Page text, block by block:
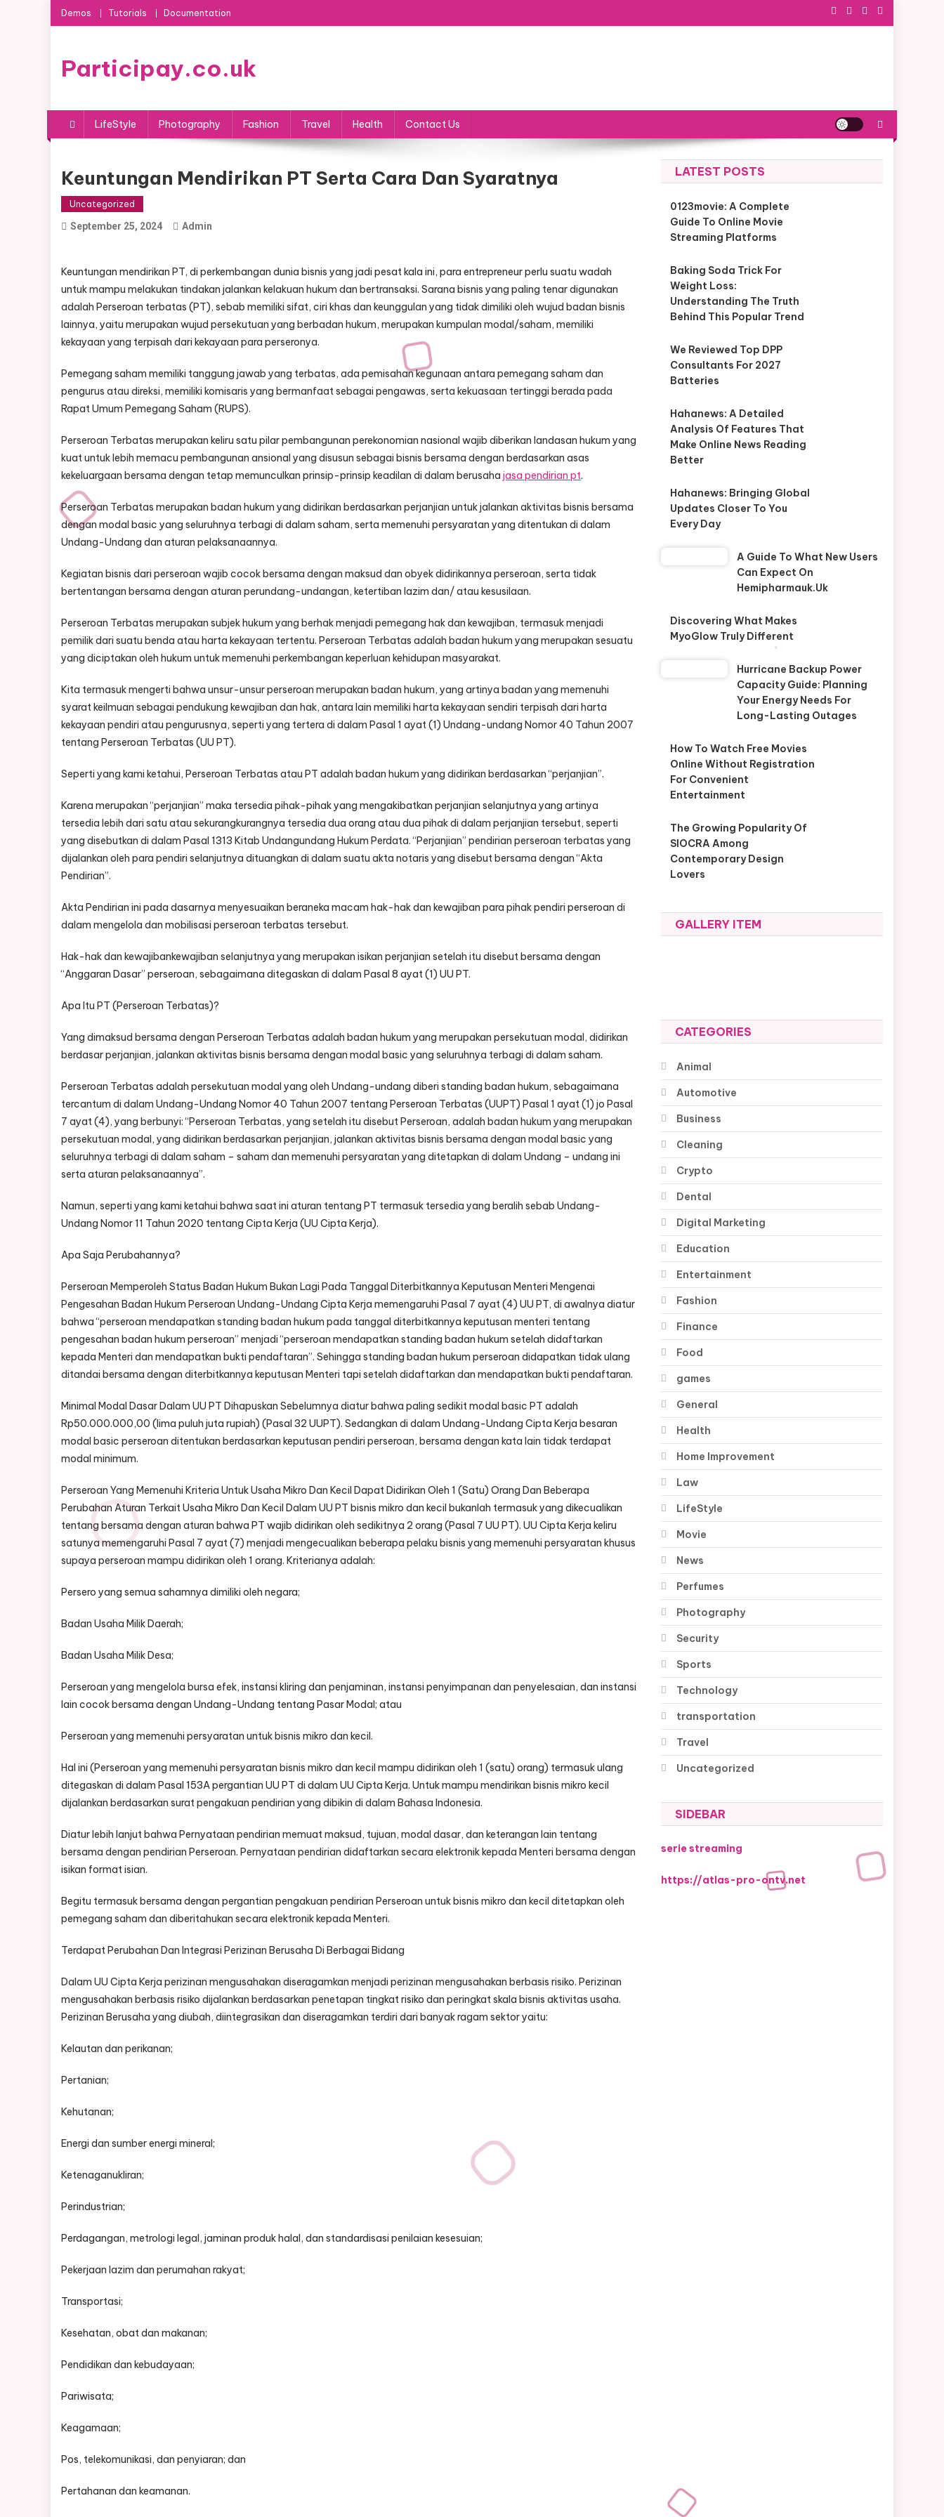
Skip
to
Demos Tutorials Documentation
Participay.co.uk
LifeStyle Photography Fashion Travel Health Contact Us
Keuntungan Mendirikan PT Serta Cara Dan Syaratnya
Uncategorized
September 25, 2024 Admin
Keuntungan mendirikan PT, di perkembangan dunia bisnis yang jadi pesat kala ini, para entrepreneur perlu suatu wadah
untuk mampu melakukan tindakan jalankan kelakuan hukum dan bertransaksi. Sarana bisnis yang paling tenar digunakan
adalah Perseroan terbatas (PT), sebab memiliki sifat, ciri khas dan keunggulan yang tidak dimiliki oleh wujud badan bisnis
lainnya, yaitu merupakan wujud persekutuan yang berbadan hukum, merupakan kumpulan modal/saham, memiliki
kekayaan yang terpisah dari kekayaan para perseronya.
Pemegang saham memiliki tanggung jawab yang terbatas, ada pemisahan kegunaan antara pemegang saham dan
pengurus atau direksi, memiliki komisaris yang bermanfaat sebagai pengawas, serta kekuasaan tertinggi berada pada
Rapat Umum Pemegang Saham (RUPS).
Perseroan Terbatas merupakan keliru satu pilar pembangunan perekonomian nasional wajib diberikan landasan hukum yang
kuat untuk lebih memacu pembangunan ansional yang disusun sebagai bisnis bersama dengan berdasarkan asas
kekeluargaan bersama dengan tetap memunculkan prinsip-prinsip keadilan di dalam berusaha jasa pendirian pt.
Perseroan Terbatas merupakan badan hukum yang didirikan berdasarkan perjanjian untuk jalankan aktivitas bisnis bersama
dengan modal basic yang seluruhnya terbagi di dalam saham, serta memenuhi persyaratan yang ditentukan di dalam
Undang-Undang dan aturan pelaksanaannya.
Kegiatan bisnis dari perseroan wajib cocok bersama dengan maksud dan obyek didirikannya perseroan, serta tidak
bertentangan bersama dengan aturan perundang-undangan, ketertiban lazim dan/ atau kesusilaan.
Perseroan Terbatas merupakan subjek hukum yang berhak menjadi pemegang hak dan kewajiban, termasuk menjadi
pemilik dari suatu benda atau harta kekayaan tertentu. Perseroan Terbatas adalah badan hukum yang merupakan sesuatu
yang diciptakan oleh hukum untuk memenuhi perkembangan keperluan kehidupan masyarakat.
Kita termasuk mengerti bahwa unsur-unsur perseroan merupakan badan hukum, yang artinya badan yang memenuhi
syarat keilmuan sebagai pendukung kewajiban dan hak, antara lain memiliki harta kekayaan sendiri terpisah dari harta
kekayaan pendiri atau pengurusnya, seperti yang tertera di dalam Pasal 1 ayat (1) Undang-undang Nomor 40 Tahun 2007
tentang Perseroan Terbatas (UU PT).
Seperti yang kami ketahui, Perseroan Terbatas atau PT adalah badan hukum yang didirikan berdasarkan “perjanjian”.
Karena merupakan “perjanjian” maka tersedia pihak-pihak yang mengakibatkan perjanjian selanjutnya yang artinya
tersedia lebih dari satu atau sekurangkurangnya tersedia dua orang atau dua pihak di dalam perjanjian tersebut, seperti
yang disebutkan di dalam Pasal 1313 Kitab Undangundang Hukum Perdata. “Perjanjian” pendirian perseroan terbatas yang
dijalankan oleh para pendiri selanjutnya dituangkan di dalam suatu akta notaris yang disebut bersama dengan “Akta
Pendirian”.
Akta Pendirian ini pada dasarnya menyesuaikan beraneka macam hak-hak dan kewajiban para pihak pendiri perseroan di
dalam mengelola dan mobilisasi perseroan terbatas tersebut.
Hak-hak dan kewajibankewajiban selanjutnya yang merupakan isikan perjanjian setelah itu disebut bersama dengan
“Anggaran Dasar” perseroan, sebagaimana ditegaskan di dalam Pasal 8 ayat (1) UU PT.
Apa Itu PT (Perseroan Terbatas)?
Yang dimaksud bersama dengan Perseroan Terbatas adalah badan hukum yang merupakan persekutuan modal, didirikan
berdasar perjanjian, jalankan aktivitas bisnis bersama dengan modal basic yang seluruhnya terbagi di dalam saham.
Perseroan Terbatas adalah persekutuan modal yang oleh Undang-undang diberi standing badan hukum, sebagaimana
tercantum di dalam Undang-Undang Nomor 40 Tahun 2007 tentang Perseroan Terbatas (UUPT) Pasal 1 ayat (1) jo Pasal
7 ayat (4), yang berbunyi: “Perseroan Terbatas, yang setelah itu disebut Perseroan, adalah badan hukum yang merupakan
persekutuan modal, yang didirikan berdasarkan perjanjian, jalankan aktivitas bisnis bersama dengan modal basic yang
seluruhnya terbagi di dalam saham – saham dan memenuhi persyaratan yang ditetapkan di dalam Undang – undang ini
serta aturan pelaksanaannya”.
Namun, seperti yang kami ketahui bahwa saat ini aturan tentang PT termasuk tersedia yang beralih sebab Undang-
Undang Nomor 11 Tahun 2020 tentang Cipta Kerja (UU Cipta Kerja).
Apa Saja Perubahannya?
Perseroan Memperoleh Status Badan Hukum Bukan Lagi Pada Tanggal Diterbitkannya Keputusan Menteri Mengenai
Pengesahan Badan Hukum Perseroan Undang-Undang Cipta Kerja memengaruhi Pasal 7 ayat (4) UU PT, di awalnya diatur
bahwa “perseroan mendapatkan standing badan hukum pada tanggal diterbitkannya keputusan menteri tentang
pengesahan badan hukum perseroan” menjadi “perseroan mendapatkan standing badan hukum setelah didaftarkan
kepada Menteri dan mendapatkan bukti pendaftaran”. Sehingga standing badan hukum perseroan didapatkan tidak ulang
ditandai bersama dengan diterbitkannya keputusan Menteri tapi setelah didaftarkan dan mendapatkan bukti pendaftaran.
Minimal Modal Dasar Dalam UU PT Dihapuskan Sebelumnya diatur bahwa paling sedikit modal basic PT adalah
Rp50.000.000,00 (lima puluh juta rupiah) (Pasal 32 UUPT). Sedangkan di dalam Undang-Undang Cipta Kerja besaran
modal basic perseroan ditentukan berdasarkan keputusan pendiri perseroan, bersama dengan kata lain tidak terdapat
modal minimum.
Perseroan Yang Memenuhi Kriteria Untuk Usaha Mikro Dan Kecil Dapat Didirikan Oleh 1 (Satu) Orang Dan Beberapa
Perubahan Aturan Terkait Usaha Mikro Dan Kecil Dalam UU PT bisnis mikro dan kecil bukanlah termasuk yang dikecualikan
tentang bersama dengan aturan bahwa PT wajib didirikan oleh sedikitnya 2 orang (Pasal 7 UU PT). UU Cipta Kerja keliru
satunya memengaruhi Pasal 7 ayat (7) menjadi mengecualikan beberapa pelaku bisnis yang memenuhi persyaratan khusus
supaya perseroan mampu didirikan oleh 1 orang. Kriterianya adalah:
Persero yang semua sahamnya dimiliki oleh negara;
Badan Usaha Milik Daerah;
Badan Usaha Milik Desa;
Perseroan yang mengelola bursa efek, instansi kliring dan penjaminan, instansi penyimpanan dan penyelesaian, dan instansi
lain cocok bersama dengan Undang-Undang tentang Pasar Modal; atau
Perseroan yang memenuhi persyaratan untuk bisnis mikro dan kecil.
Hal ini (Perseroan yang memenuhi persyaratan bisnis mikro dan kecil mampu didirikan oleh 1 (satu) orang) termasuk ulang
ditegaskan di dalam Pasal 153A pergantian UU PT di dalam UU Cipta Kerja. Untuk mampu mendirikan bisnis mikro kecil
dijalankan berdasarkan surat pengakuan pendirian yang dibikin di dalam Bahasa Indonesia.
Diatur lebih lanjut bahwa Pernyataan pendirian memuat maksud, tujuan, modal dasar, dan keterangan lain tentang
bersama dengan pendirian Perseroan. Pernyataan pendirian didaftarkan secara elektronik kepada Menteri bersama dengan
isikan format isian.
Begitu termasuk bersama dengan pergantian pengakuan pendirian Perseroan untuk bisnis mikro dan kecil ditetapkan oleh
pemegang saham dan diberitahukan secara elektronik kepada Menteri.
Terdapat Perubahan Dan Integrasi Perizinan Berusaha Di Berbagai Bidang
Dalam UU Cipta Kerja perizinan mengusahakan diseragamkan menjadi perizinan mengusahakan berbasis risiko. Perizinan
mengusahakan berbasis risiko dijalankan berdasarkan penetapan tingkat risiko dan peringkat skala bisnis aktivitas usaha.
Perizinan Berusaha yang diubah, diintegrasikan dan diseragamkan terdiri dari banyak ragam sektor yaitu:
Kelautan dan perikanan;
Pertanian;
Kehutanan;
Energi dan sumber energi mineral;
Ketenaganukliran;
Perindustrian;
Perdagangan, metrologi legal, jaminan produk halal, dan standardisasi penilaian kesesuian;
Pekerjaan lazim dan perumahan rakyat;
Transportasi;
Kesehatan, obat dan makanan;
Pendidikan dan kebudayaan;
Pariwisata;
Keagamaan;
Pos, telekomunikasi, dan penyiaran; dan
Pertahanan dan keamanan.
LATEST POSTS
0123movie: A Complete
Guide To Online Movie
Streaming Platforms
Baking Soda Trick For
Weight Loss:
Understanding The Truth
Behind This Popular Trend
We Reviewed Top DPP
Consultants For 2027
Batteries
Hahanews: A Detailed
Analysis Of Features That
Make Online News Reading
Better
Hahanews: Bringing Global
Updates Closer To You
Every Day
A Guide To What New Users
Can Expect On
Hemipharmauk.uk
Discovering What Makes
MyoGlow Truly Different
Hurricane Backup Power
Capacity Guide: Planning
Your Energy Needs For
Long-Lasting Outages
How To Watch Free Movies
Online Without Registration
For Convenient
Entertainment
The Growing Popularity Of
SIOCRA Among
Contemporary Design
Lovers
GALLERY ITEM
CATEGORIES
Animal
Automotive
Business
Cleaning
Crypto
Dental
Digital Marketing
Education
Entertainment
Fashion
Finance
Food
games
General
Health
Home Improvement
Law
LifeStyle
Movie
News
Perfumes
Photography
Security
Sports
Technology
transportation
Travel
Uncategorized
SIDEBAR
serie streaming
https://atlas-pro-ontv.net